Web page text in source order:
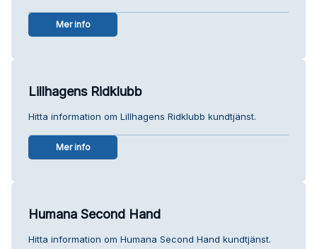
Mer info
Lillhagens Ridklubb
Hitta information om Lillhagens Ridklubb kundtjänst.
Mer info
Humana Second Hand
Hitta information om Humana Second Hand kundtjänst.